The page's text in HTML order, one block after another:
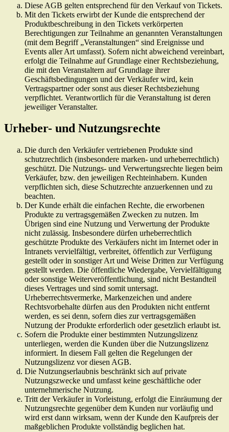
Diese AGB gelten entsprechend für den Verkauf von Tickets.
Mit den Tickets erwirbt der Kunde die entsprechend der
Produktbeschreibung in den Tickets verkörperten
Berechtigungen zur Teilnahme an genannten Veranstaltungen
(mit dem Begriff „Veranstaltungen“ sind Ereignisse und
Events aller Art umfasst). Sofern nicht abweichend vereinbart,
erfolgt die Teilnahme auf Grundlage einer Rechtsbeziehung,
die mit den Veranstaltern auf Grundlage ihrer
Geschäftsbedingungen und der Verkäufer wird, kein
Vertragspartner oder sonst aus dieser Rechtsbeziehung
verpflichtet. Verantwortlich für die Veranstaltung ist deren
jeweiliger Veranstalter.
Urheber- und Nutzungsrechte
Die durch den Verkäufer vertriebenen Produkte sind
schutzrechtlich (insbesondere marken- und urheberrechtlich)
geschützt. Die Nutzungs- und Verwertungsrechte liegen beim
Verkäufer, bzw. den jeweiligen Rechteinhabern. Kunden
verpflichten sich, diese Schutzrechte anzuerkennen und zu
beachten.
Der Kunde erhält die einfachen Rechte, die erworbenen
Produkte zu vertragsgemäßen Zwecken zu nutzen. Im
Übrigen sind eine Nutzung und Verwertung der Produkte
nicht zulässig. Insbesondere dürfen urheberrechtlich
geschützte Produkte des Verkäufers nicht im Internet oder in
Intranets vervielfältigt, verbreitet, öffentlich zur Verfügung
gestellt oder in sonstiger Art und Weise Dritten zur Verfügung
gestellt werden. Die öffentliche Wiedergabe, Vervielfältigung
oder sonstige Weiterveröffentlichung, sind nicht Bestandteil
dieses Vertrages und sind somit untersagt.
Urheberrechtsvermerke, Markenzeichen und andere
Rechtsvorbehalte dürfen aus den Produkten nicht entfernt
werden, es sei denn, sofern dies zur vertragsgemäßen
Nutzung der Produkte erforderlich oder gesetzlich erlaubt ist.
Sofern die Produkte einer bestimmten Nutzungslizenz
unterliegen, werden die Kunden über die Nutzungslizenz
informiert. In diesem Fall gelten die Regelungen der
Nutzungslizenz vor diesen AGB.
Die Nutzungserlaubnis beschränkt sich auf private
Nutzungszwecke und umfasst keine geschäftliche oder
unternehmerische Nutzung.
Tritt der Verkäufer in Vorleistung, erfolgt die Einräumung der
Nutzungsrechte gegenüber dem Kunden nur vorläufig und
wird erst dann wirksam, wenn der Kunde den Kaufpreis der
maßgeblichen Produkte vollständig beglichen hat.